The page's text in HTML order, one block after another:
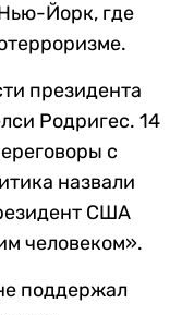
Йорк, где
президента
Родригес. 14
с
назвали
США
человеком».
поддержал